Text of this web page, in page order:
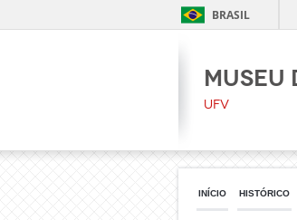
BRASIL
UFV
INÍCIO HISTÓRICO